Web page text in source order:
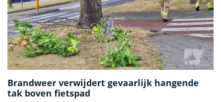
Brandweer verwijdert gevaarlijk hangende
tak boven fietspad